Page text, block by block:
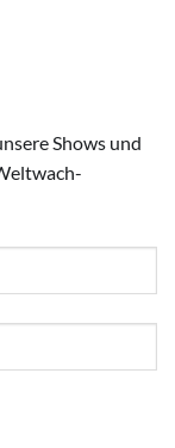
Shows und